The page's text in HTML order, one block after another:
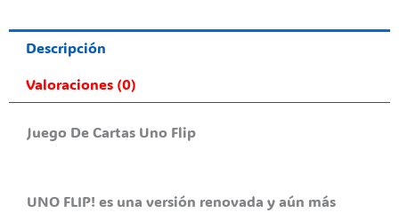
Descripción
Valoraciones (0)
Juego De Cartas Uno Flip
UNO FLIP! es una versión renovada y aún más